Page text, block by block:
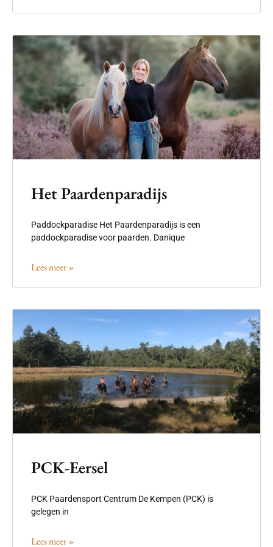
Het Paardenparadijs
Paddockparadise Het Paardenparadijs is een
paddockparadise voor paarden. Danique
Lees meer »
PCK-Eersel
PCK Paardensport Centrum De Kempen (PCK) is
gelegen in
Lees meer »